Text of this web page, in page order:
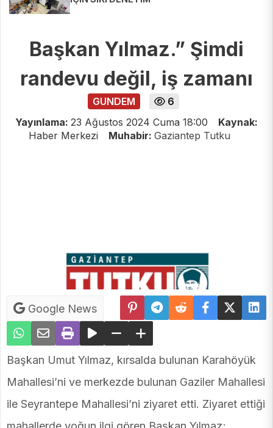
Başkan Yılmaz.” Şimdi
randevu değil, iş zamanı
GUNDEM
6
Yayınlama: 23 Ağustos 2024 Cuma 18:00
Kaynak:
Haber Merkezi
Muhabir: Gaziantep Tutku
Google News
Başkan Umut Yılmaz, kırsalda bulunan Karahöyük
Mahallesi’ni ve merkezde bulunan Gaziler Mahallesi
ile Seyrantepe Mahallesi’ni ziyaret etti. Ziyaret ettiği